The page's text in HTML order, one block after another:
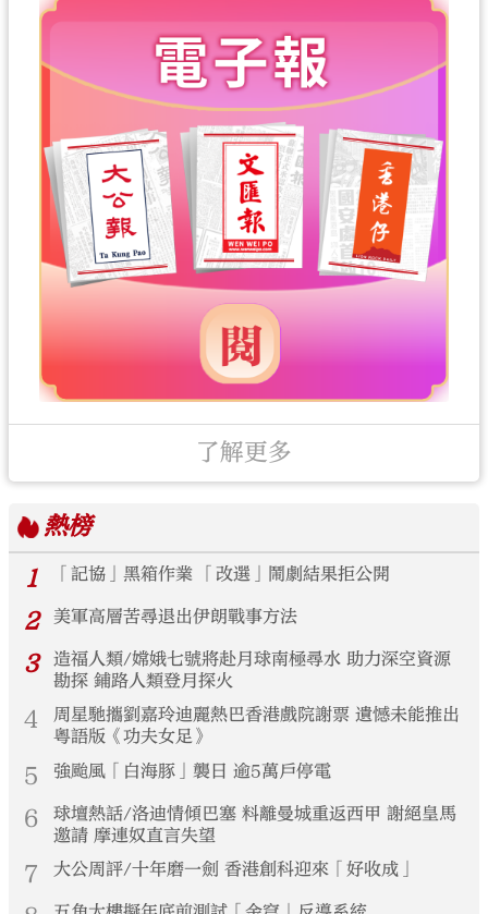
了解更多
熱榜
1
「記協」黑箱作業 「改選」鬧劇結果拒公開
2 美軍高層苦尋退出伊朗戰事方法
3
造福人類/嫦娥七號將赴月球南極尋水 助力深空資源
勘探 鋪路人類登月探火
4
周星馳攜劉嘉玲迪麗熱巴香港戲院謝票 遺憾未能推出
粵語版《功夫女足》
5 強颱風「白海豚」襲日 逾5萬戶停電
6
球壇熱話/洛迪情傾巴塞 料離曼城重返西甲 謝絕皇馬
邀請 摩連奴直言失望
7 大公周評/十年磨一劍 香港創科迎來「好收成」